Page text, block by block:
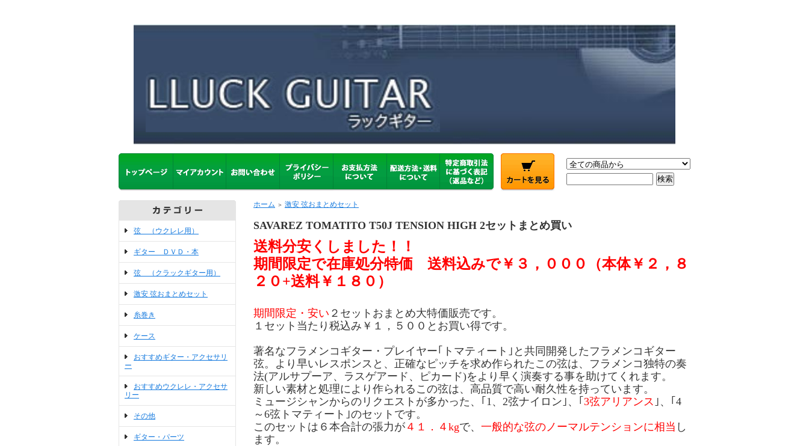
弦 （ウクレレ用）
ギター ＤＶＤ・本
弦 （クラックギター用）
激安 弦おまとめセット
糸巻き
ケース
おすすめギター・アクセサリ
ー
おすすめウクレレ・アクセサ
リー
その他
ギター・パーツ
ホーム ＞ 激安 弦おまとめセット
SAVAREZ TOMATITO T50J TENSION HIGH 2セットまとめ買い
送料分安くしました！！
期間限定で在庫処分特価 送料込みで￥３，０００（本体￥２，８
２０+送料￥１８０）
期間限定・安い ２セットおまとめ大特価販売です。
１セット当たり税込み￥１，５００とお買い得です。
著名なフラメンコギター・プレイヤー｢トマティート｣と共同開発したフラメンコギター
弦。より早いレスポンスと、正確なピッチを求め作られたこの弦は、フラメンコ独特の奏
法(アルサプーア、ラスゲアード、ピカード)をより早く演奏する事を助けてくれます。
新しい素材と処理により作られるこの弦は、高品質で高い耐久性を持っています。
ミュージシャンからのリクエストが多かった、｢1、2弦ナイロン｣、｢ 3弦アリアンス ｣、｢4
～6弦トマティート｣のセットです。
このセットは６本合計の張力が ４１．４kgで、 一般的な弦のノーマルテンションに相当 し
ます。